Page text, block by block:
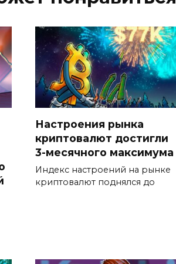
Настроения рынка
криптовалют достигли
3-месячного максимума
Индекс настроений на рынке
криптовалют поднялся до